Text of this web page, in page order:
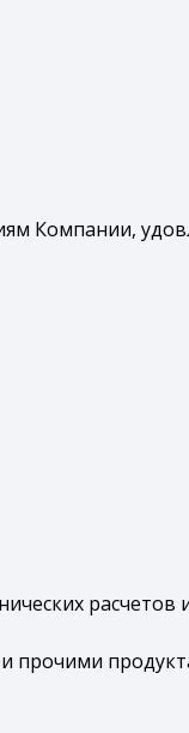
Компании,
расчетов
прочими